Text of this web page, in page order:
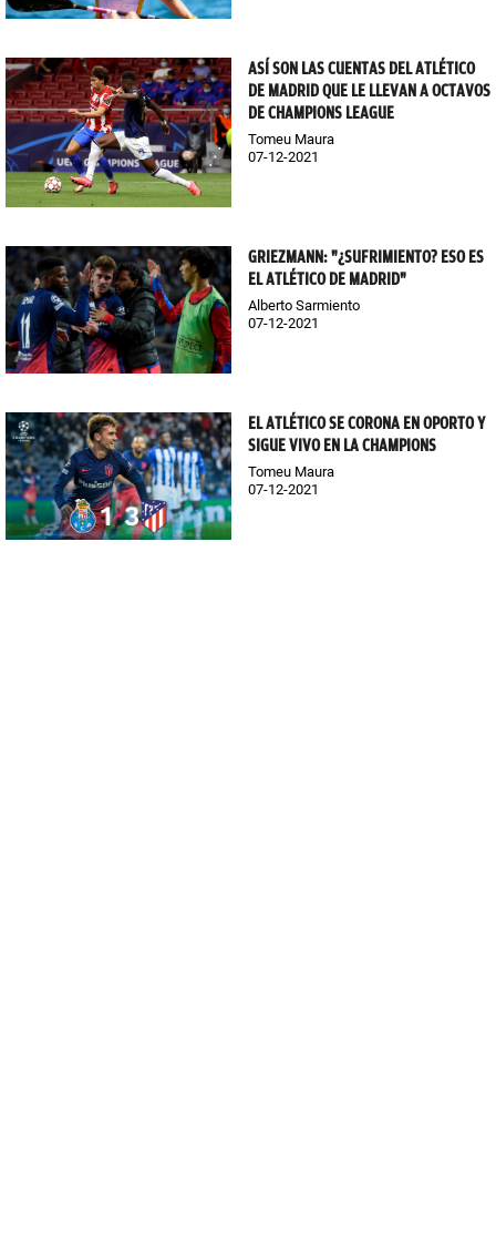
ASÍ SON LAS CUENTAS DEL ATLÉTICO
DE MADRID QUE LE LLEVAN A OCTAVOS
DE CHAMPIONS LEAGUE
Tomeu Maura
07-12-2021
GRIEZMANN: "¿SUFRIMIENTO? ESO ES
EL ATLÉTICO DE MADRID"
Alberto Sarmiento
07-12-2021
EL ATLÉTICO SE CORONA EN OPORTO Y
SIGUE VIVO EN LA CHAMPIONS
Tomeu Maura
07-12-2021